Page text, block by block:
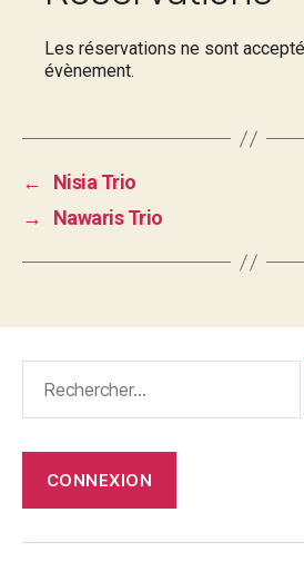
Les réservations ne sont
évènement.
←
Nisia Trio
→
Nawaris Trio
CONNEXION